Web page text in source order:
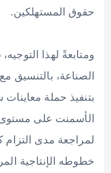
المستهلكين.
لهذا التوجيه، ستقوم
بالتنسيق مع
حملة معاينات شاملة
على مستوى
مدى التزام كل
الإنتاجية المرخصة